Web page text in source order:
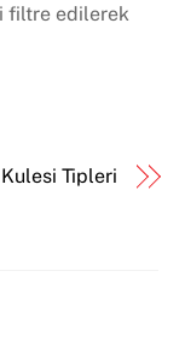
filtre edilerek
Tipleri